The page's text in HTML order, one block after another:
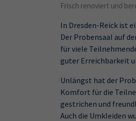
Frisch renoviert und
In Dresden-Reick ist
Der Probensaal auf
für viele
guter Erreichbarkeit
Unlängst hat der
Komfort für die
gestrichen und
Auch die Umkleiden